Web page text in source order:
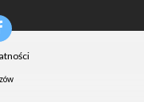
Facebook